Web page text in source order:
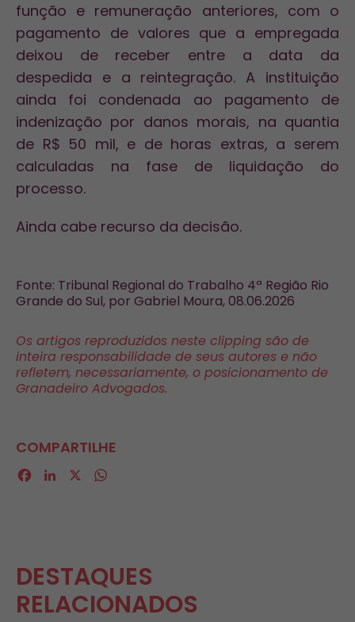
função e remuneração anteriores, com o
pagamento de valores que a empregada
deixou de receber entre a data da
despedida e a reintegração. A instituição
ainda foi condenada ao pagamento de
indenização por danos morais, na quantia
de R$ 50 mil, e de horas extras, a serem
calculadas na fase de liquidação do
processo.
Ainda cabe recurso da decisão.
Fonte: Tribunal Regional do Trabalho 4ª Região Rio
Grande do Sul, por Gabriel Moura, 08.06.2026
Os artigos reproduzidos neste clipping são de
inteira responsabilidade de seus autores e não
refletem, necessariamente, o posicionamento de
Granadeiro Advogados.
COMPARTILHE
Facebook
LinkedIn
DESTAQUES
RELACIONADOS